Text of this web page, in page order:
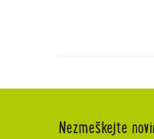
Nezmeškejte